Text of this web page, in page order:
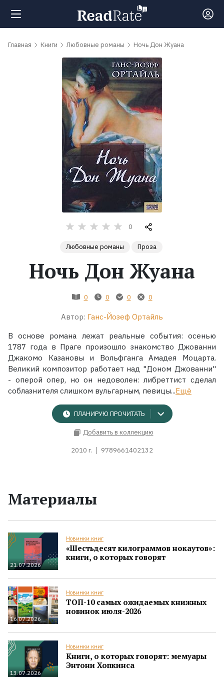
Поиск
обсуждаемые
Серии
Экранизации
Коллекции
Главная Книги Любовные романы Ночь Дон Жуана
0
Любовные романы Проза
Ночь Дон Жуана
0 0 0 0
Автор: Ганс-Йозеф Ортайль
В основе романа лежат реальные события: осенью
1787 года в Праге произошло знакомство Джованни
Джакомо Казановы и Вольфганга Амадея Моцарта.
Великий композитор работает над "Доном Джованни"
- оперой опер, но он недоволен: либреттист сделал
соблазнителя слишком вульгарным, певицы...Ещё
ПЛАНИРУЮ ПРОЧИТАТЬ
Добавить в коллекцию
2010 г. 9789661402132
Материалы
21.07.2026
Новинки книг
«Шестьдесят килограммов нокаутов»:
книги, о которых говорят
16.07.2026
Новинки книг
ТОП-10 самых ожидаемых книжных
новинок июля-2026
13.07.2026
Новинки книг
Книги, о которых говорят: мемуары
Энтони Хопкинса